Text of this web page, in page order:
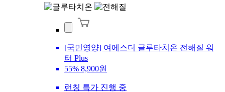
[국민영양] 여에스더 글루타치온 전해질 워
터 Plus
55% 8,900원
런칭 특가 진행 중